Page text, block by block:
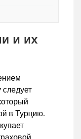
и их
следует
в Турцию.